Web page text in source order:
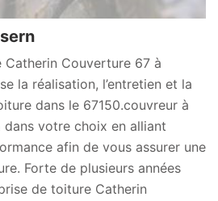
Catherin Couverture 67 à
la réalisation, l’entretien et la
dans le 67150.couvreur à
dans votre choix en alliant
afin de vous assurer une
Forte de plusieurs années
de toiture Catherin